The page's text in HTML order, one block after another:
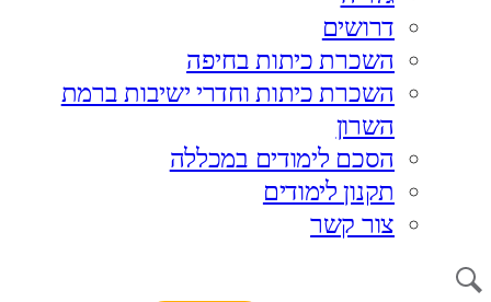
דרושים
השכרת כיתות בחיפה
השכרת כיתות וחדרי ישיבות ברמת
השרון
הסכם לימודים במכללה
תקנון לימודים
צור קשר